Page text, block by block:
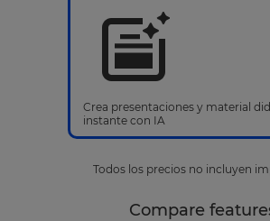
Crea presentaciones y material
instante con IA
Todos los precios no incluyen
Compare